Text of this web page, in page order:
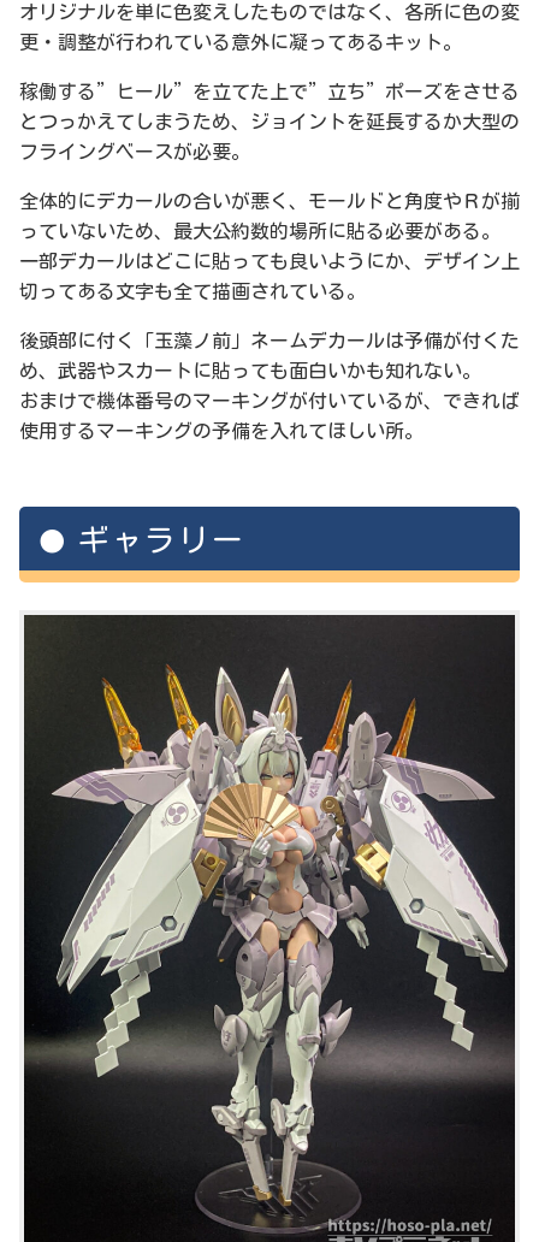
オリジナルを単に色変えしたものではなく、各所に色の変
更・調整が行われている意外に凝ってあるキット。
稼働する”ヒール”を立てた上で”立ち”ポーズをさせる
とつっかえてしまうため、ジョイントを延長するか大型の
フライングベースが必要。
全体的にデカールの合いが悪く、モールドと角度やＲが揃
っていないため、最大公約数的場所に貼る必要がある。
一部デカールはどこに貼っても良いようにか、デザイン上
切ってある文字も全て描画されている。
後頭部に付く「玉藻ノ前」ネームデカールは予備が付くた
め、武器やスカートに貼っても面白いかも知れない。
おまけで機体番号のマーキングが付いているが、できれば
使用するマーキングの予備を入れてほしい所。
ギャラリー